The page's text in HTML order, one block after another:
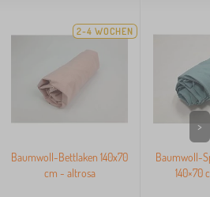
2-4 WOCHEN
Baumwoll-Bettlaken 140x70
cm - altrosa
Baumwoll-
140×70
>